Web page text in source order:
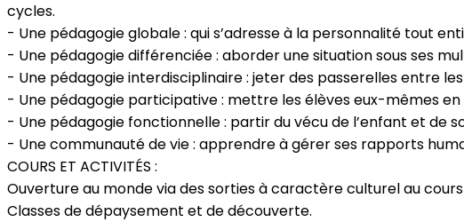
cycles.
- Une pédagogie globale : qui s’adresse à la personnalité tout
- Une pédagogie différenciée : aborder une situation sous ses
- Une pédagogie interdisciplinaire : jeter des passerelles entre
- Une pédagogie participative : mettre les élèves eux-mêmes
- Une pédagogie fonctionnelle : partir du vécu de l’enfant et de
- Une communauté de vie : apprendre à gérer ses rapports
COURS ET ACTIVITÉS :
Ouverture au monde via des sorties à caractère culturel au
Classes de dépaysement et de découverte.